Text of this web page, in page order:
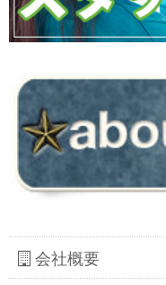
会社概要